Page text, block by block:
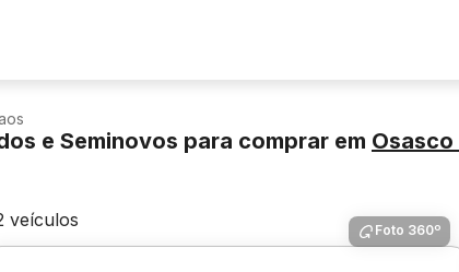
e Seminovos para comprar em Osasco
veículos Foto 360º